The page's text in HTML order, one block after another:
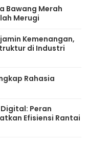
Bawang Merah
Merugi
Kemenangan,
di Industri
Rahasia
Peran
Efisiensi Rantai